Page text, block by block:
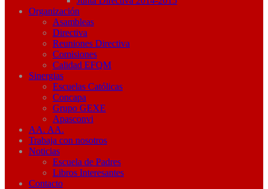
Organización
Asambleas
Directiva
Reuniones Directiva
Comisiones
Calidad EFQM
Sinergias
Escuelas Católicas
Concapa
Grupo GEXE
Apasconvi
AA. AA.
Trabaja con nosotros
Noticias
Escuela de Padres
Libros Interesantes
Contacto